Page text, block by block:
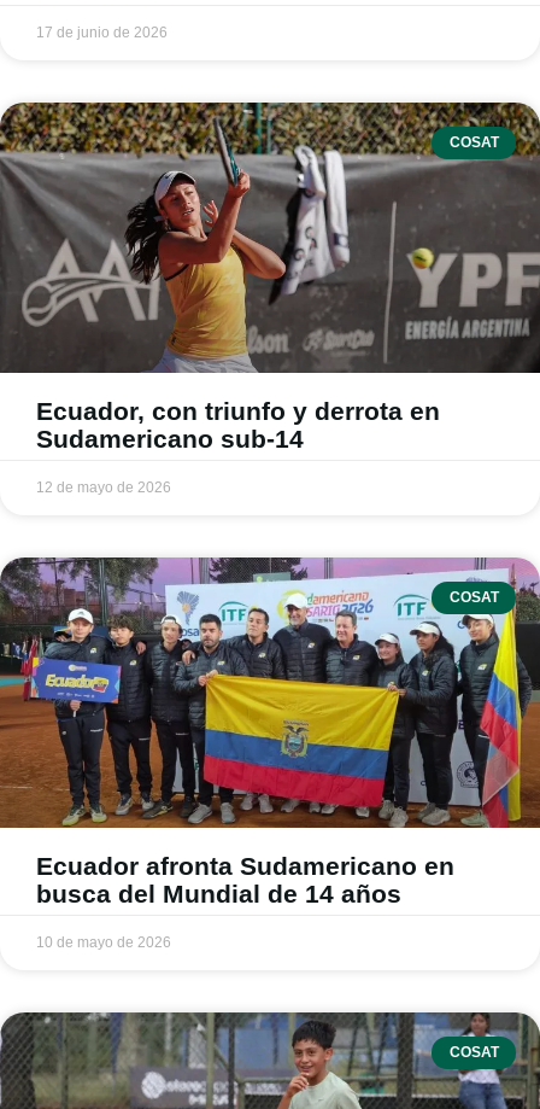
17 de junio de 2026
COSAT
Ecuador, con triunfo y derrota en
Sudamericano sub-14
12 de mayo de 2026
COSAT
Ecuador afronta Sudamericano en
busca del Mundial de 14 años
10 de mayo de 2026
COSAT